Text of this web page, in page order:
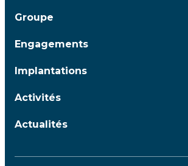
Groupe
Engagements
Implantations
Activités
Actualités